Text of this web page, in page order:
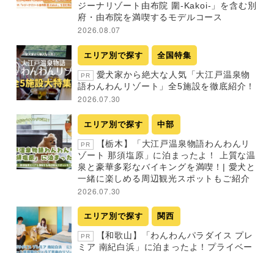
ジーナリゾート由布院 圍-Kakoi-」を含む別
府・由布院を満喫するモデルコース
2026.08.07
エリア別で探す 全国特集
PR
愛犬家から絶大な人気「大江戸温泉物
語わんわんリゾート」全5施設を徹底紹介！
2026.07.30
エリア別で探す 中部
PR
【栃木】「大江戸温泉物語わんわんリ
ゾート 那須塩原」に泊まったよ！ 上質な温
泉と豪華多彩なバイキングを満喫！| 愛犬と
一緒に楽しめる周辺観光スポットもご紹介
2026.07.30
エリア別で探す 関西
PR
【和歌山】「わんわんパラダイス プレ
ミア 南紀白浜」に泊まったよ！プライベー